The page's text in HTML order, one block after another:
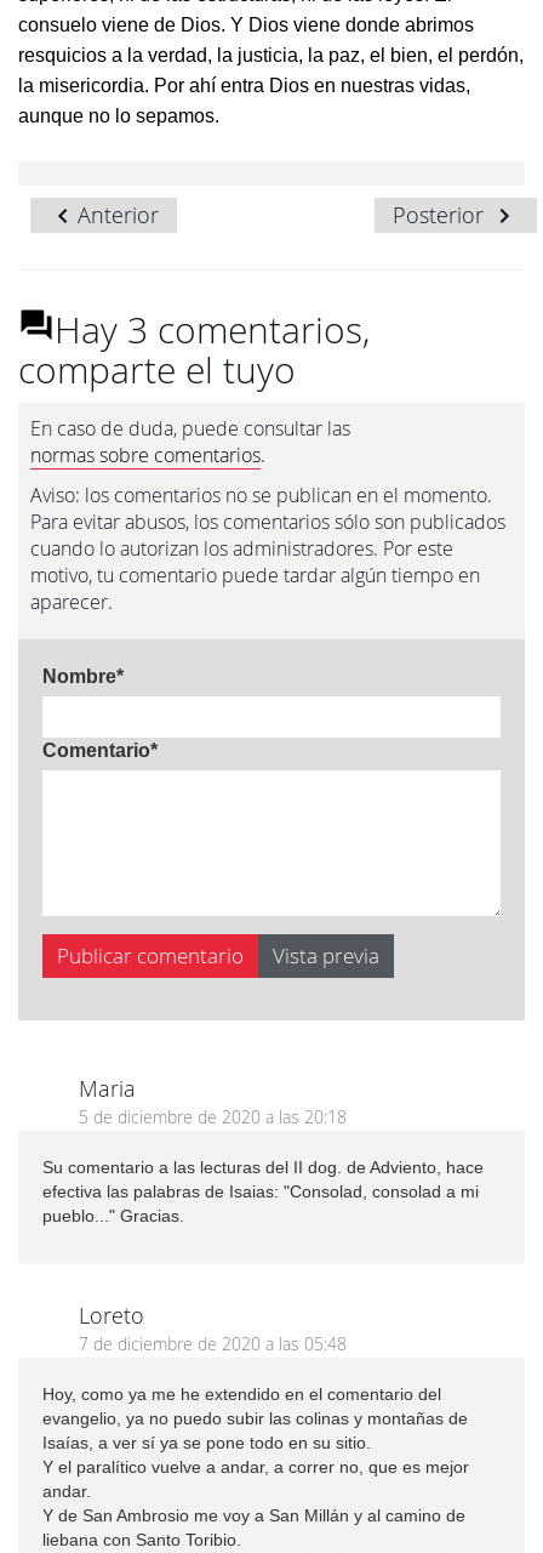
consuelo viene de Dios. Y Dios viene donde abrimos
resquicios a la verdad, la justicia, la paz, el bien, el perdón,
la misericordia. Por ahí entra Dios en nuestras vidas,
aunque no lo sepamos.
Posterior
Anterior
Hay 3 comentarios,
comparte el tuyo
En caso de duda, puede consultar las
normas sobre comentarios.
Aviso: los comentarios no se publican en el momento.
Para evitar abusos, los comentarios sólo son publicados
cuando lo autorizan los administradores. Por este
motivo, tu comentario puede tardar algún tiempo en
aparecer.
Nombre*
Comentario*
Maria
5 de diciembre de 2020 a las 20:18
Su comentario a las lecturas del II dog. de Adviento, hace
efectiva las palabras de Isaias: "Consolad, consolad a mi
pueblo..." Gracias.
Loreto
7 de diciembre de 2020 a las 05:48
Hoy, como ya me he extendido en el comentario del
evangelio, ya no puedo subir las colinas y montañas de
Isaías, a ver sí ya se pone todo en su sitio.
Y el paralítico vuelve a andar, a correr no, que es mejor
andar.
Y de San Ambrosio me voy a San Millán y al camino de
liebana con Santo Toribio.